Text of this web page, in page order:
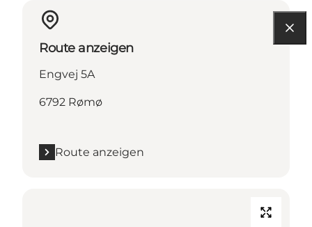
Route anzeigen
Engvej 5A
6792 Rømø
Route anzeigen